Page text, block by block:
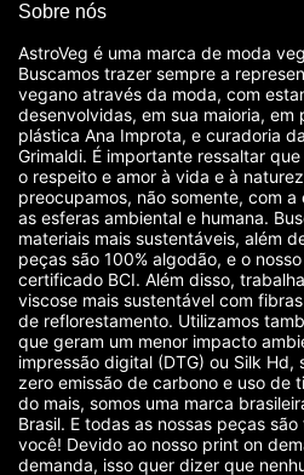
Sobre nós
AstroVeg é uma marca de moda
Buscamos trazer sempre a
vegano através da moda, com
desenvolvidas, em sua maioria, em
plástica Ana Improta, e curadoria
Grimaldi. É importante ressaltar
o respeito e amor à vida e à
preocupamos, não somente, com
as esferas ambiental e humana.
materiais mais sustentáveis, além
peças são 100% algodão, e o
certificado BCI. Além disso,
viscose mais sustentável com
de reflorestamento. Utilizamos
que geram um menor impacto
impressão digital (DTG) ou Silk
zero emissão de carbono e uso de
do mais, somos uma marca
Brasil. E todas as nossas peças
você! Devido ao nosso print on
demanda, isso quer dizer que